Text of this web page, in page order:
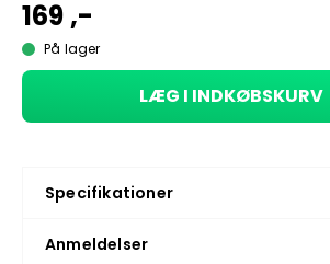
169 ,-
På lager
LÆG I INDKØBSKURV
Specifikationer
Anmeldelser